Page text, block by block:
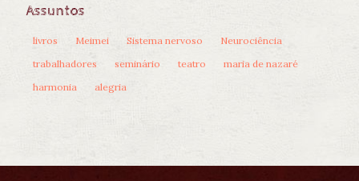
Assuntos
livros Meimei Sistema nervoso
Neurociência
trabalhadores
seminário teatro
maria de nazaré
harmonia
alegria